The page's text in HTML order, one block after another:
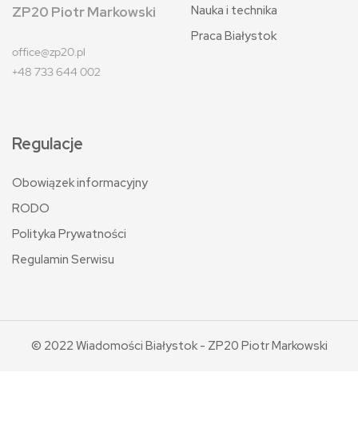
ZP20 Piotr Markowski
office@zp20.pl
+48 733 644 002
Nauka i technika
Praca Białystok
Regulacje
Obowiązek informacyjny
RODO
Polityka Prywatności
Regulamin Serwisu
© 2022 Wiadomości Białystok - ZP20 Piotr Markowski